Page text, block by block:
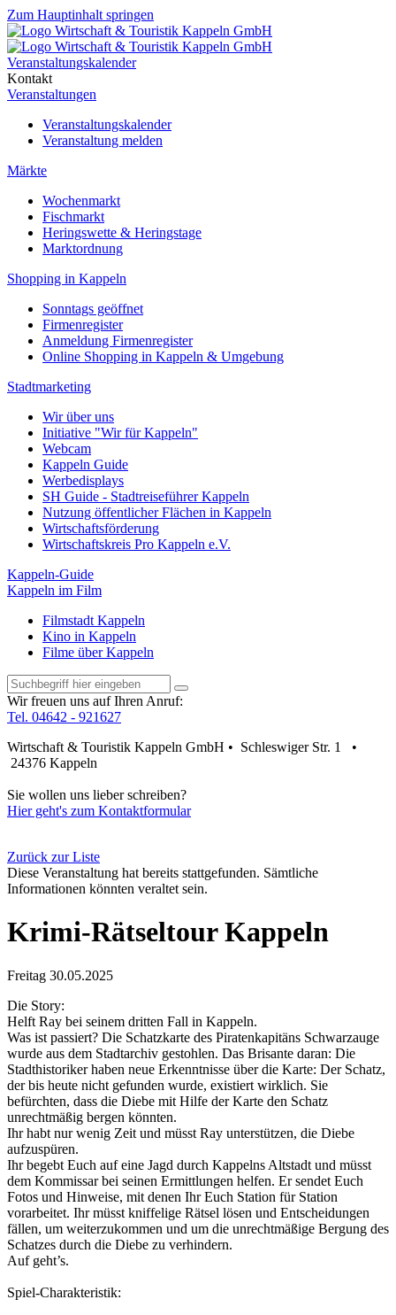
Zum Hauptinhalt springen
Veranstaltungskalender
Kontakt
Veranstaltungen
Veranstaltungskalender
Veranstaltung melden
Märkte
Wochenmarkt
Fischmarkt
Heringswette & Heringstage
Marktordnung
Shopping in Kappeln
Sonntags geöffnet
Firmenregister
Anmeldung Firmenregister
Online Shopping in Kappeln & Umgebung
Stadtmarketing
Wir über uns
Initiative "Wir für Kappeln"
Webcam
Kappeln Guide
Werbedisplays
SH Guide - Stadtreiseführer Kappeln
Nutzung öffentlicher Flächen in Kappeln
Wirtschaftsförderung
Wirtschaftskreis Pro Kappeln e.V.
Kappeln-Guide
Kappeln im Film
Filmstadt Kappeln
Kino in Kappeln
Filme über Kappeln
Wir freuen uns auf Ihren Anruf:
Tel. 04642 - 921627
Wirtschaft & Touristik Kappeln GmbH • Schleswiger Str. 1 •
24376 Kappeln
Sie wollen uns lieber schreiben?
Hier geht's zum Kontaktformular
Zurück zur Liste
Diese Veranstaltung hat bereits stattgefunden. Sämtliche
Informationen könnten veraltet sein.
Krimi-Rätseltour Kappeln
Freitag 30.05.2025
Die Story:
Helft Ray bei seinem dritten Fall in Kappeln.
Was ist passiert? Die Schatzkarte des Piratenkapitäns Schwarzauge
wurde aus dem Stadtarchiv gestohlen. Das Brisante daran: Die
Stadthistoriker haben neue Erkenntnisse über die Karte: Der Schatz,
der bis heute nicht gefunden wurde, existiert wirklich. Sie
befürchten, dass die Diebe mit Hilfe der Karte den Schatz
unrechtmäßig bergen könnten.
Ihr habt nur wenig Zeit und müsst Ray unterstützen, die Diebe
aufzuspüren.
Ihr begebt Euch auf eine Jagd durch Kappelns Altstadt und müsst
dem Kommissar bei seinen Ermittlungen helfen. Er sendet Euch
Fotos und Hinweise, mit denen Ihr Euch Station für Station
vorarbeitet. Ihr müsst kniffelige Rätsel lösen und Entscheidungen
fällen, um weiterzukommen und um die unrechtmäßige Bergung des
Schatzes durch die Diebe zu verhindern.
Auf geht’s.
Spiel-Charakteristik: